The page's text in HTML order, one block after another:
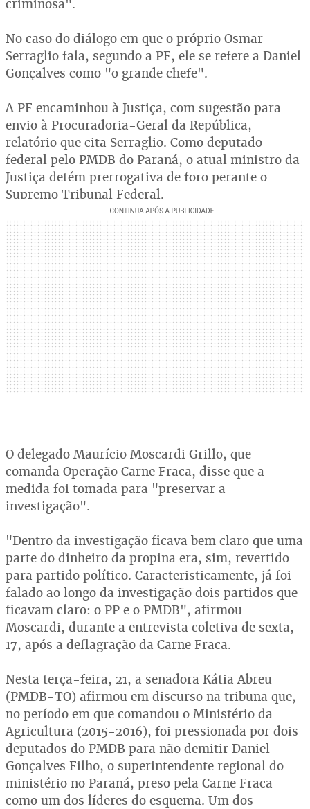
criminosa".
No caso do diálogo em que o próprio Osmar
Serraglio fala, segundo a PF, ele se refere a Daniel
Gonçalves como "o grande chefe".
A PF encaminhou à Justiça, com sugestão para
envio à Procuradoria-Geral da República,
relatório que cita Serraglio. Como deputado
federal pelo PMDB do Paraná, o atual ministro da
Justiça detém prerrogativa de foro perante o
Supremo Tribunal Federal.
O delegado Maurício Moscardi Grillo, que
comanda Operação Carne Fraca, disse que a
medida foi tomada para "preservar a
investigação".
"Dentro da investigação ficava bem claro que uma
parte do dinheiro da propina era, sim, revertido
para partido político. Caracteristicamente, já foi
falado ao longo da investigação dois partidos que
ficavam claro: o PP e o PMDB", afirmou
Moscardi, durante a entrevista coletiva de sexta,
17, após a deflagração da Carne Fraca.
Nesta terça-feira, 21, a senadora Kátia Abreu
(PMDB-TO) afirmou em discurso na tribuna que,
no período em que comandou o Ministério da
Agricultura (2015-2016), foi pressionada por dois
deputados do PMDB para não demitir Daniel
Gonçalves Filho, o superintendente regional do
ministério no Paraná, preso pela Carne Fraca
como um dos líderes do esquema. Um dos